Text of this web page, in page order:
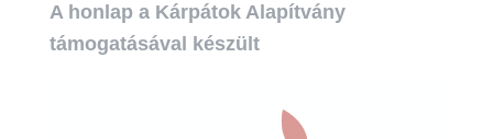
A honlap a Kárpátok Alapítvány
támogatásával készült